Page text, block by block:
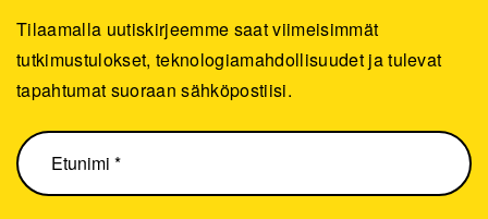
Tilaamalla uutiskirjeemme saat viimeisimmät
tutkimustulokset, teknologiamahdollisuudet ja tulevat
tapahtumat suoraan sähköpostiisi.